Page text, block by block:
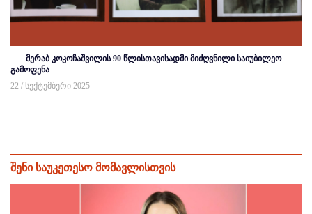
მერაბ კოკოჩაშვილის 90 წლისთავისადმი მიძღვნილი საიუბილეო
გამოფენა
22 / სექტემბერი 2025
შენი საუკეთესო მომავლისთვის